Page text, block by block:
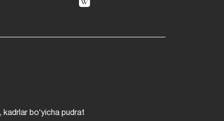
boʻyicha pudrat